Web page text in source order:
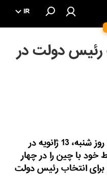
IR
رئیس دولت در
به گزارش اسپوتنیک، مردم تایوان روز شنبه، 13 ژانویه در
خود با چین را در چهار
برای انتخاب رئیس دولت